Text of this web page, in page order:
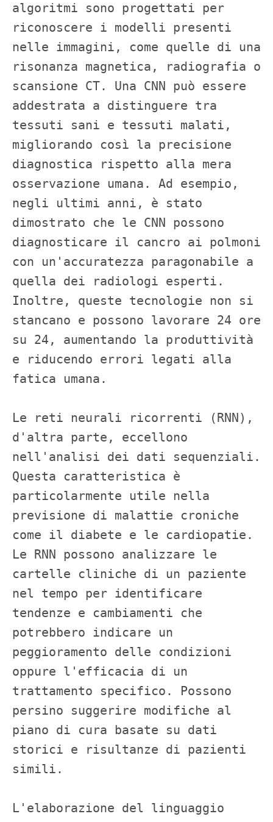
algoritmi sono progettati per
riconoscere i modelli presenti
nelle immagini, come quelle di una
risonanza magnetica, radiografia o
scansione CT. Una CNN può essere
addestrata a distinguere tra
tessuti sani e tessuti malati,
migliorando così la precisione
diagnostica rispetto alla mera
osservazione umana. Ad esempio,
negli ultimi anni, è stato
dimostrato che le CNN possono
diagnosticare il cancro ai polmoni
con un'accuratezza paragonabile a
quella dei radiologi esperti.
Inoltre, queste tecnologie non si
stancano e possono lavorare 24 ore
su 24, aumentando la produttività
e riducendo errori legati alla
fatica umana.
Le reti neurali ricorrenti (RNN),
d'altra parte, eccellono
nell'analisi dei dati sequenziali.
Questa caratteristica è
particolarmente utile nella
previsione di malattie croniche
come il diabete e le cardiopatie.
Le RNN possono analizzare le
cartelle cliniche di un paziente
nel tempo per identificare
tendenze e cambiamenti che
potrebbero indicare un
peggioramento delle condizioni
oppure l'efficacia di un
trattamento specifico. Possono
persino suggerire modifiche al
piano di cura basate su dati
storici e risultanze di pazienti
simili.
L'elaborazione del linguaggio